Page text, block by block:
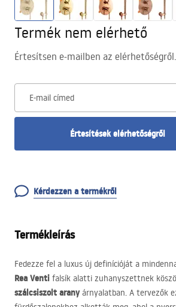
Termék nem elérhető
Értesítsen e-mailben az elérhetőségről.
E-mail címed
Értesítések elérhetőségről
Kérdezzen a termékről
Termékleírás
Fedezze fel a luxus új definícióját a
Rea Venti falsík alatti zuhanyszettnek
szálcsiszolt aranyárnyalatban. A tervezők